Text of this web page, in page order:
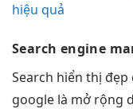
hiệu quả
Search engine
Search hiển thị đẹp
google là mở rộng